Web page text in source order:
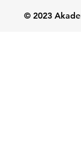
© 2023